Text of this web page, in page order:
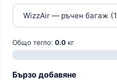
Общо тегло: 0.0 кг
Бързо добавяне